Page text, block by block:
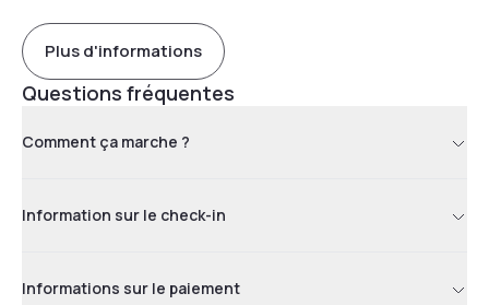
Plus d'informations
Questions fréquentes
Comment ça marche ?
Information sur le check-in
Informations sur le paiement